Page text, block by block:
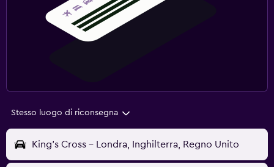
Stesso luogo di riconsegna
King's Cross - Londra, Inghilterra, Regno Unito